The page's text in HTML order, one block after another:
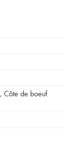
, Côte de boeuf